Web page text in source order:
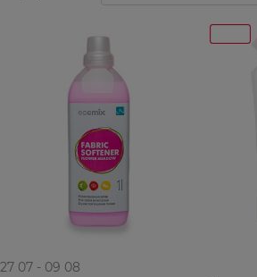
27 07 - 09 08